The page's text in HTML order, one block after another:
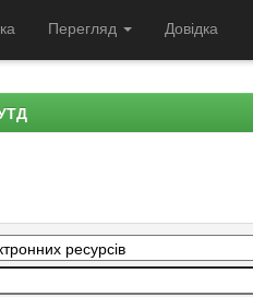
Перегляд Довідка